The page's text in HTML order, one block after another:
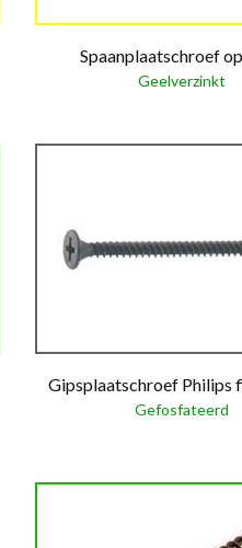
Spaanplaatschroef
Geelverzinkt
Gipsplaatschroef Philips
Gefosfateerd